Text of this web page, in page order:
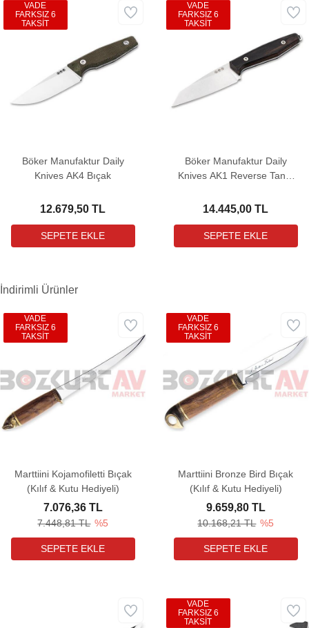
Böker Manufaktur Daily
Knives AK4 Bıçak
12.679,50 TL
VADE
FARKSIZ 6
TAKSİT
Böker Manufaktur Daily
Knives AK1 Reverse Tanto
14.445,00 TL
VADE
FARKSIZ 6
TAKSİT
İndirimli Ürünler
Marttiini Kojamofiletti Bıçak
(Kılıf & Kutu Hediyeli)
7.448,81 TL %5
7.076,36 TL
VADE
FARKSIZ 6
TAKSİT
Marttiini Bronze Bird Bıçak
(Kılıf & Kutu Hediyeli)
10.168,21 TL %5
9.659,80 TL
VADE
FARKSIZ 6
TAKSİT
VADE
FARKSIZ 6
TAKSİT